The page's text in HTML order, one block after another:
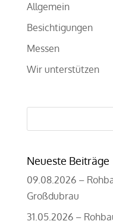
Allgemein
Besichtigungen
Messen
Wir unterstützen
Neueste Beiträge
09.08.2026 –
Großdubrau
31.05.2026 –